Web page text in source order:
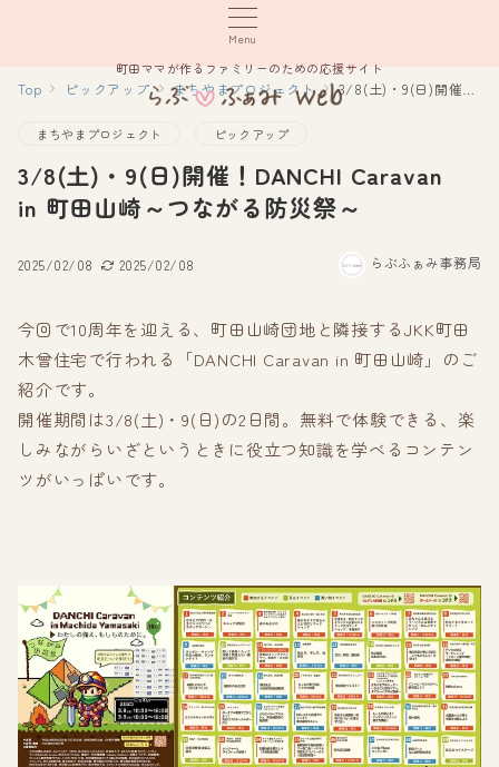
Menu
町田ママが作るファミリーのための応援サイト
Top ピックアップ まちやまプロジェクト 3/8(土)・9(日)開催！DANCHI Caravan in 町田山崎～つながる防災祭～
まちやまプロジェクト ピックアップ
3/8(土)・9(日)開催！DANCHI Caravan
in 町田山崎～つながる防災祭～
2025/02/08 2025/02/08 らぶふぁみ事務局
今回で10周年を迎える、町田山崎団地と隣接するJKK町田
木曾住宅で行われる「DANCHI Caravan in 町田山崎」のご
紹介です。
開催期間は3/8(土)・9(日)の2日間。無料で体験できる、楽
しみながらいざというときに役立つ知識を学べるコンテン
ツがいっぱいです。